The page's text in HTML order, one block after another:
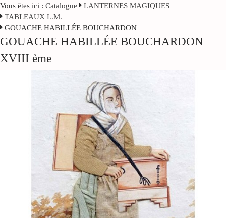
Vous êtes ici : Catalogue
LANTERNES MAGIQUES
TABLEAUX L.M.
GOUACHE HABILLÉE BOUCHARDON
GOUACHE HABILLÉE BOUCHARDON
XVIII ème